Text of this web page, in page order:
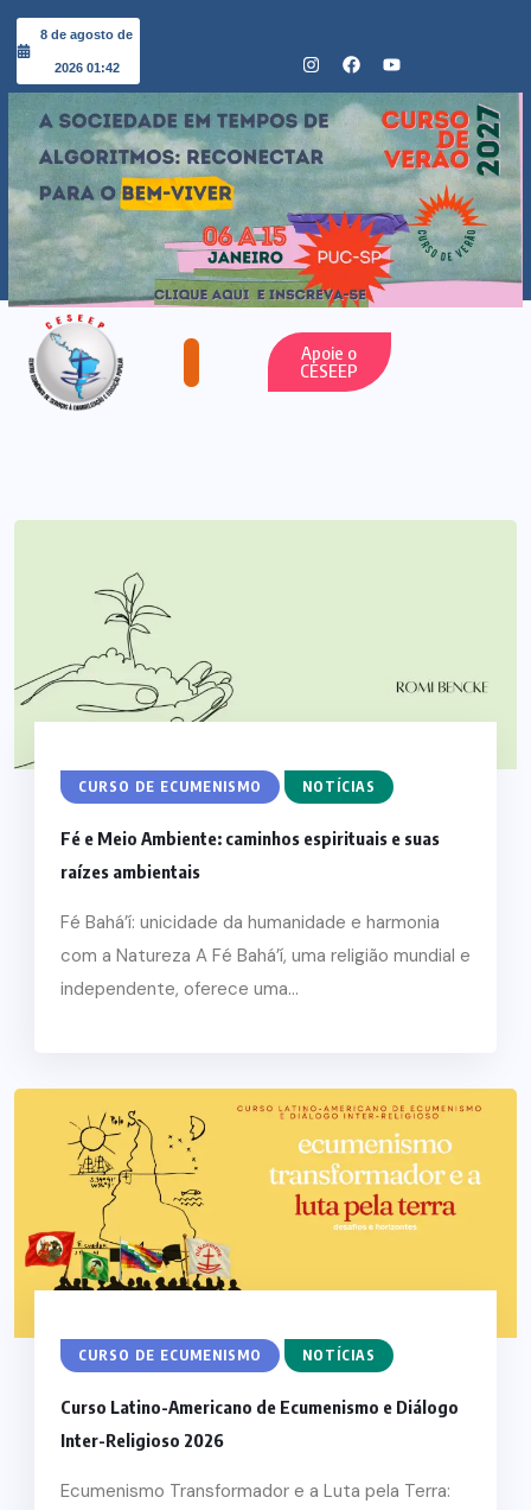
8 de agosto de
2026 01:42
Apoie o
CESEEP
CURSO DE ECUMENISMO NOTÍCIAS
Fé e Meio Ambiente: caminhos espirituais e suas
raízes ambientais
Fé Bahá’í: unicidade da humanidade e harmonia
com a Natureza A Fé Bahá’í, uma religião mundial e
independente, oferece uma...
CURSO DE ECUMENISMO NOTÍCIAS
Curso Latino-Americano de Ecumenismo e Diálogo
Inter-Religioso 2026
Ecumenismo Transformador e a Luta pela Terra: